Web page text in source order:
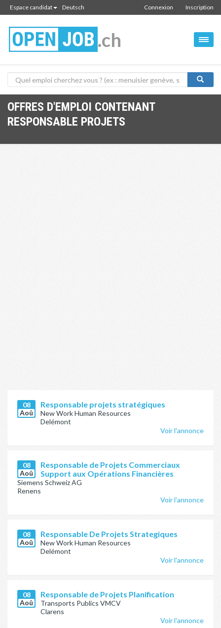
Espace candidat Deutsch Inscription
Connexion
.ch
OFFRES D'EMPLOI CONTENANT
RESPONSABLE PROJETS
08
Aoû
Responsable projets stratégiques
New Work Human Resources
Delémont
Voir l'annonce
08
Aoû
Responsable de Projets Commerciaux
Support aux Opérations Financières
Siemens Schweiz AG
Renens
Voir l'annonce
08
Aoû
Responsable De Projets Strategiques
New Work Human Resources
Delémont
Voir l'annonce
08
Aoû
Responsable de Projets Planification
Transports Publics VMCV
Clarens
Voir l'annonce